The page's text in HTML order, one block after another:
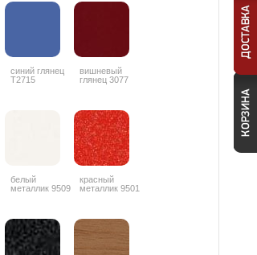
синий глянец
T2715
вишневый
глянец 3077
белый
металлик 9509
красный
металлик 9501